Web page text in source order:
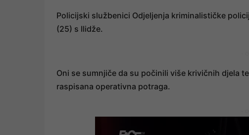
Policijski službenici Odjeljenja kriminalističke
(25) s Ilidže.
Oni se sumnjiče da su počinili više krivičnih djela
raspisana operativna potraga.